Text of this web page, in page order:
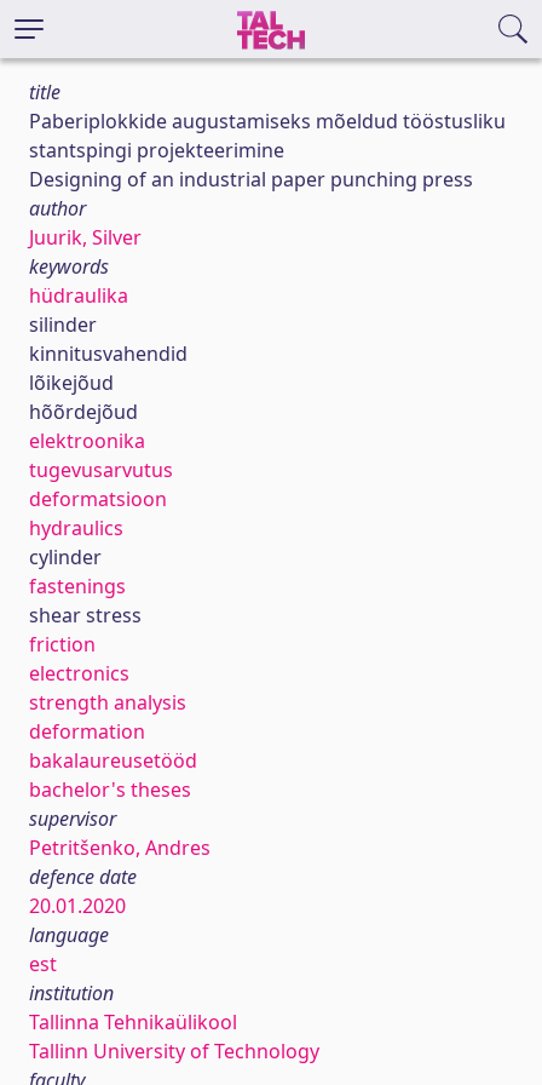
title
Paberiplokkide augustamiseks mõeldud tööstusliku
stantspingi projekteerimine
Designing of an industrial paper punching press
author
Juurik, Silver
keywords
hüdraulika
silinder
kinnitusvahendid
lõikejõud
hõõrdejõud
elektroonika
tugevusarvutus
deformatsioon
hydraulics
cylinder
fastenings
shear stress
friction
electronics
strength analysis
deformation
bakalaureusetööd
bachelor's theses
supervisor
Petritšenko, Andres
defence date
20.01.2020
language
est
institution
Tallinna Tehnikaülikool
Tallinn University of Technology